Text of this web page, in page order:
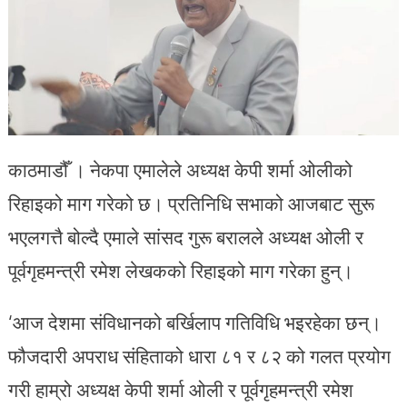
काठमाडौँ । नेकपा एमालेले अध्यक्ष केपी शर्मा ओलीको
रिहाइको माग गरेको छ। प्रतिनिधि सभाको आजबाट सुरू
भएलगत्तै बोल्दै एमाले सांसद गुरू बरालले अध्यक्ष ओली र
पूर्वगृहमन्त्री रमेश लेखकको रिहाइको माग गरेका हुन्।
‘आज देशमा संविधानको बर्खिलाप गतिविधि भइरहेका छन्।
फौजदारी अपराध संहिताको धारा ८१ र ८२ को गलत प्रयोग
गरी हाम्रो अध्यक्ष केपी शर्मा ओली र पूर्वगृहमन्त्री रमेश